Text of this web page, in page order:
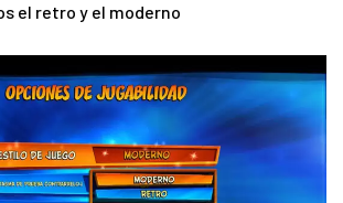
el retro y el moderno